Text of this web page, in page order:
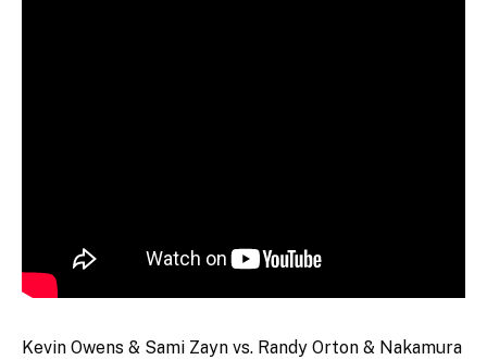
Kevin Owens & Sami Zayn vs. Randy Orton & Nakamura